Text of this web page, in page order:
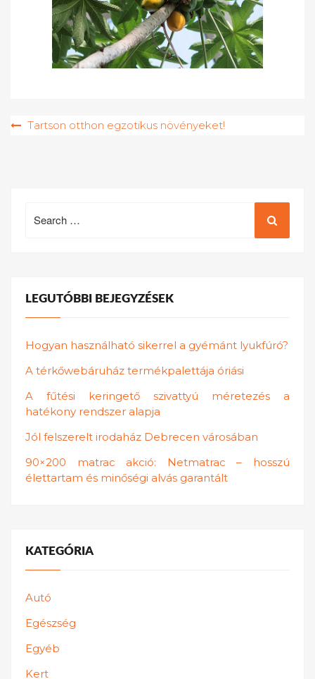
Bejegyzés
Tartson otthon egzotikus növényeket!
for:
LEGUTÓBBI BEJEGYZÉSEK
Hogyan használható sikerrel a gyémánt lyukfúró?
A térkőwebáruház termékpalettája óriási
A fűtési keringető szivattyú méretezés a
hatékony rendszer alapja
Jól felszerelt irodaház Debrecen városában
90×200 matrac akció: Netmatrac – hosszú
élettartam és minőségi alvás garantált
KATEGÓRIA
Autó
Egészség
Egyéb
Kert